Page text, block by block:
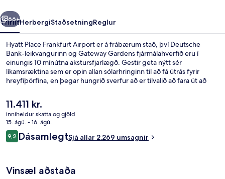
Næsta
66+
YfirlitHerbergiStaðsetningReglur
Hyatt Place Frankfurt Airport er á frábærum stað, því Deutsche
Bank-leikvangurinn og Gateway Gardens fjármálahverfið eru í
einungis 10 mínútna akstursfjarlægð. Gestir geta nýtt sér
líkamsræktina sem er opin allan sólarhringinn til að fá útrás fyrir
hreyfiþörfina, en þegar hungrið sverfur að er tilvalið að fara út að
matargerðarlist í hávegum höfð og opið er fyrir hádegisverð og
kvöldverð. Meðal annarra þæginda á þessu hóteli fyrir vandláta eru
bar/setustofa og skyndibitastaður/sælkeraverslun. Ferðamenn sem
hafa dvalið á staðnum hafa verið mjög ánægðir en meðal þess sem
þeir nefna sem sérstaka kosti eru hjálpsamt starfsfólk og
veitingastaðurinn.
Núverandi
verð
er
11.411 kr.
11.411 kr.
inniheldur skatta og gjöld
15. ágú. - 16. ágú.
Umsagnir
9,29,2 af 10
DásamlegtSjá allar 2.269 umsagnir
Vinsæl aðstaða